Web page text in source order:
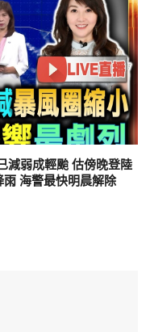
減弱成輕颱 估傍晚登陸
海警最快明晨解除